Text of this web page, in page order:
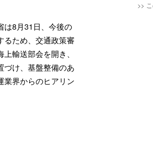
>>
は8月31日、今後の
るため、交通政策審
輸送部会を開き、
づけ、基盤整備のあ
業界からのヒアリン